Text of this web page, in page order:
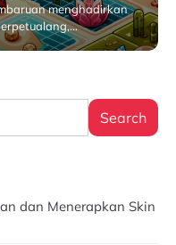
menghadirkan
Search
dan Menerapkan Skin